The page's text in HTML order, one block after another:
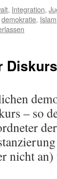
, Integration,
demokratie, Islam
Diskurs
– so
nicht